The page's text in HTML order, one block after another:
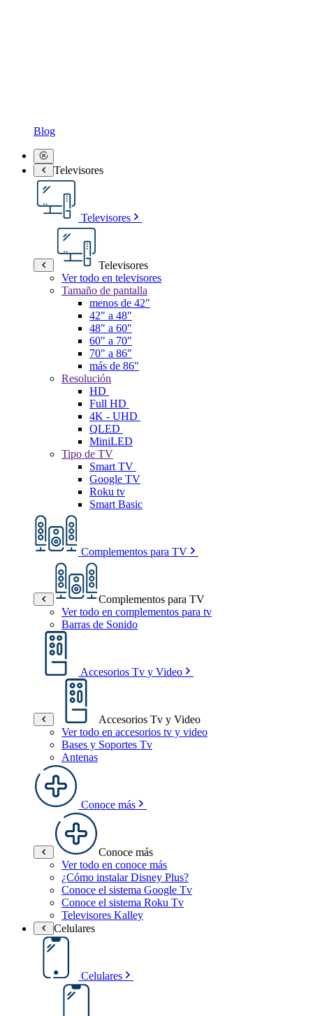
Blog
Televisores
Televisores
Televisores
Ver todo en televisores
Tamaño de pantalla
menos de 42"
42" a 48"
48" a 60"
60" a 70"
70" a 86"
más de 86"
Resolución
HD
Full HD
4K - UHD
QLED
MiniLED
Tipo de TV
Smart TV
Google TV
Roku tv
Smart Basic
Complementos para TV
Complementos para TV
Ver todo en complementos para tv
Barras de Sonido
Accesorios Tv y Video
Accesorios Tv y Video
Ver todo en accesorios tv y video
Bases y Soportes Tv
Antenas
Conoce más
Conoce más
Ver todo en conoce más
¿Cómo instalar Disney Plus?
Conoce el sistema Google Tv
Conoce el sistema Roku Tv
Televisores Kalley
Celulares
Celulares